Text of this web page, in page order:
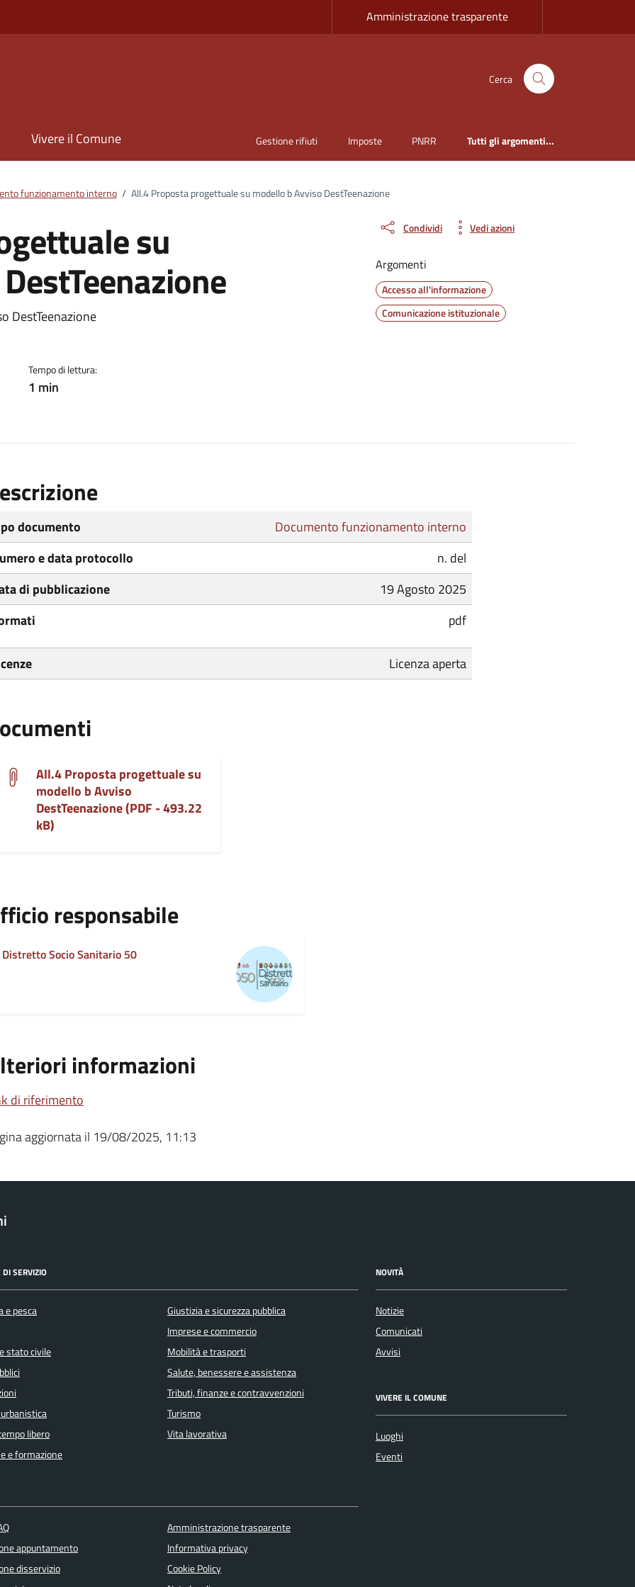
Amministrazione trasparente
Cerca
Vivere il Comune Gestione rifiuti Imposte PNRR Tutti gli argomenti...
funzionamento interno / All.4 Proposta progettuale su modello b Avviso DestTeenazione
su
DestTeenazione
Tempo di lettura:
1 min
Condividi Vedi azioni
Argomenti
Accesso all'informazione
Comunicazione istituzionale
documento
Documento funzionamento interno
e data protocollo
n. del
di pubblicazione
19 Agosto 2025
pdf
Licenza aperta
All.4 Proposta progettuale su
modello b Avviso
DestTeenazione (PDF - 493.22
kB)
responsabile
Distretto Socio Sanitario 50
informazioni
di riferimento
aggiornata il 19/08/2025, 11:13
DI SERVIZIO
e pesca
stato civile
libero
e formazione
Giustizia e sicurezza pubblica
Imprese e commercio
Mobilità e trasporti
Salute, benessere e assistenza
Tributi, finanze e contravvenzioni
Turismo
Vita lavorativa
NOVITÀ
Notizie
Comunicati
Avvisi
VIVERE IL COMUNE
Luoghi
Eventi
appuntamento
disservizio
Amministrazione trasparente
Informativa privacy
Cookie Policy